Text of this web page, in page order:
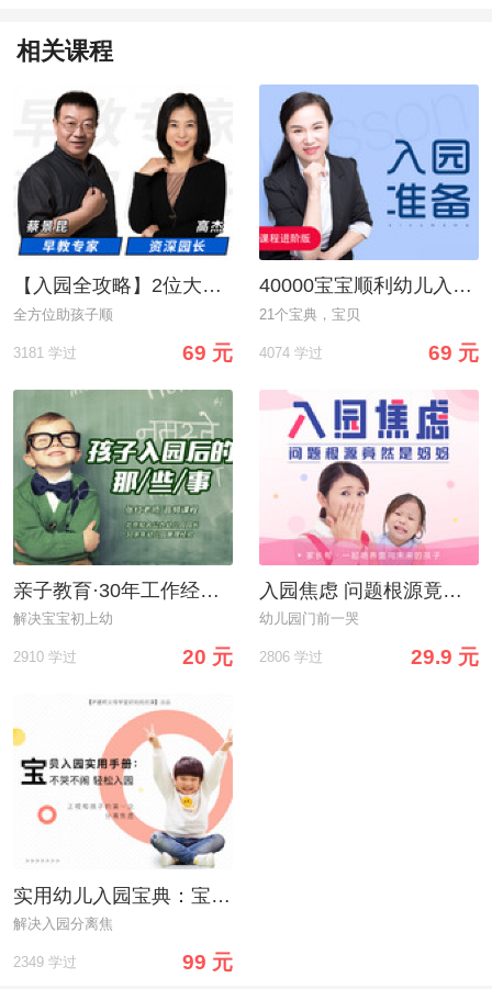
相关课程
【入园全攻略】2位大咖一起帮你，送孩子顺利地进幼儿园！
全方位助孩子顺
3181 学过 69 元
40000宝宝顺利幼儿入园全攻略，明星园长手把手来教你！
21个宝典，宝贝
4074 学过 69 元
亲子教育·30年工作经验的幼儿园园长告诉你，幼儿入了园还要注意这些！
解决宝宝初上幼
2910 学过 20 元
入园焦虑 问题根源竟然是妈妈
幼儿园门前一哭
2806 学过 29.9 元
实用幼儿入园宝典：宝贝不哭不闹 轻松入园
解决入园分离焦
2349 学过 99 元